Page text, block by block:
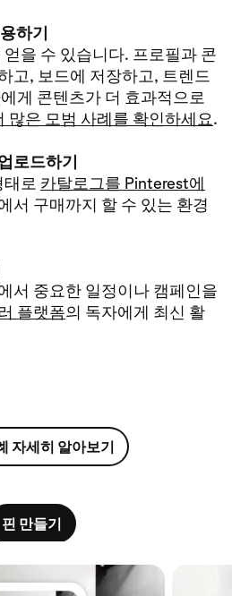
하기
을 수 있습니다. 프로필과 콘
고, 보드에 저장하고, 트렌드
게 콘텐츠가 더 효과적으로
많은 모범 사례를 확인하세요.
로드하기
로 카탈로그를 Pinterest에
서 구매까지 할 수 있는 환경
서 중요한 일정이나 캠페인을
플랫폼의 독자에게 최신 활
자세히 알아보기
핀 만들기